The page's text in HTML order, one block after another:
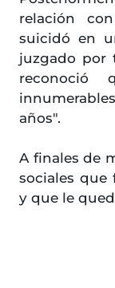
relación
suicidó en
juzgado por
reconoció
años".
A finales de
sociales
y que le